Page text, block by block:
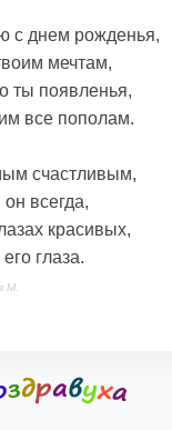
с днем рожденья,
мечтам,
ты появленья,
все пополам.
счастливым,
всегда,
красивых,
глаза.
М.